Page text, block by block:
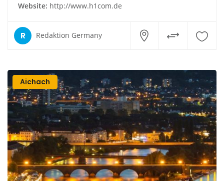
Website: http://www.h1com.de
R Redaktion Germany
Aichach